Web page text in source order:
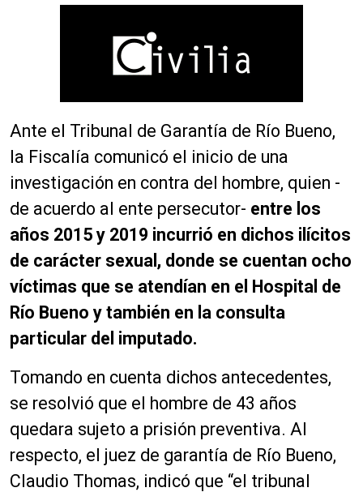
Ante el Tribunal de Garantía de Río Bueno,
la Fiscalía comunicó el inicio de una
investigación en contra del hombre, quien -
de acuerdo al ente persecutor- entre los
años 2015 y 2019 incurrió en dichos ilícitos
de carácter sexual, donde se cuentan ocho
víctimas que se atendían en el Hospital de
Río Bueno y también en la consulta
particular del imputado.
Tomando en cuenta dichos antecedentes,
se resolvió que el hombre de 43 años
quedara sujeto a prisión preventiva. Al
respecto, el juez de garantía de Río Bueno,
Claudio Thomas, indicó que “el tribunal